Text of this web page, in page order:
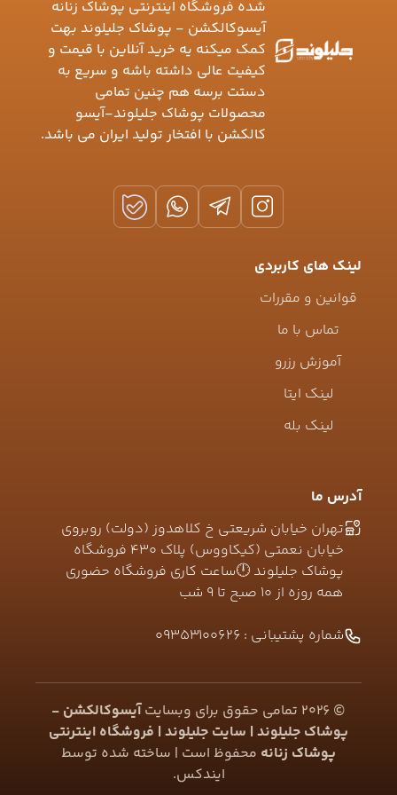
شده فروشگاه اینترنتی پوشاک زنانه
آیسوکالکشن - پوشاک جلیلوند بهت
کمک میکنه یه خرید آنلاین با قیمت و
کیفیت عالی داشته باشه و سریع به
دستت برسه هم چنین تمامی
محصولات پوشاک جلیلوند-آیسو
کالکشن با افتخار تولید ایران می باشد.
لینک های کاربردی
قوانین و مقررات
تماس با ما
آموزش رزرو
لینک ایتا
لینک بله
آدرس ما
تهران خیابان شریعتی خ کلاهدوز (دولت) روبروی
خیابان نعمتی (کیکاووس) پلاک ۴۳۰ فروشگاه
پوشاک جلیلوند 🕛ساعت کاری فروشگاه حضوری
همه روزه از ۱۰ صبح تا ۹ شب
شماره پشتیبانی : 09353100626
©
2026 تمامی حقوق برای وبسایتآیسوکالکشن -
پوشاک جلیلوند | سایت جلیلوند | فروشگاه اینترنتی
پوشاک زنانه محفوظ است | ساخته شده توسط
ایندکس.